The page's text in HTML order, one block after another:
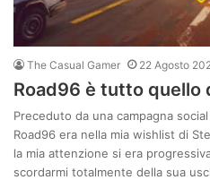
The Casual Gamer 22 Agosto
Road96 è tutto quello
Preceduto da una campagna
Road96 era nella mia wishlist di
la mia attenzione si era
scordarmi totalmente della sua